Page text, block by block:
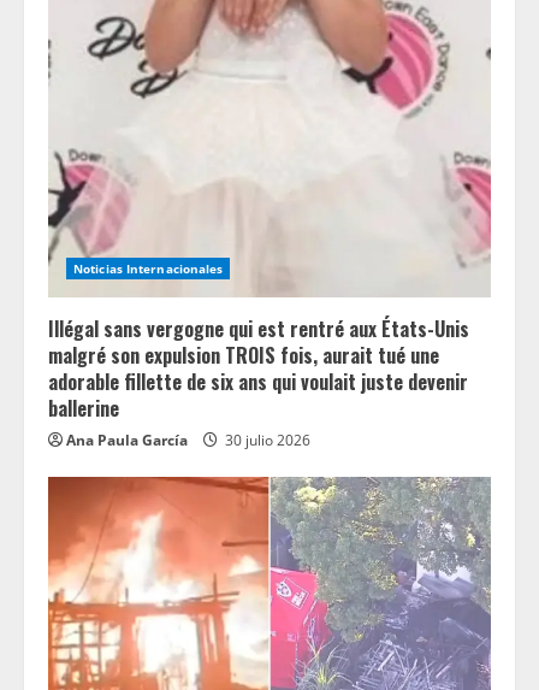
e
d
i
n
g
Noticias Internacionales
Illégal sans vergogne qui est rentré aux États-Unis
malgré son expulsion TROIS fois, aurait tué une
adorable fillette de six ans qui voulait juste devenir
ballerine
Ana Paula García 30 julio 2026